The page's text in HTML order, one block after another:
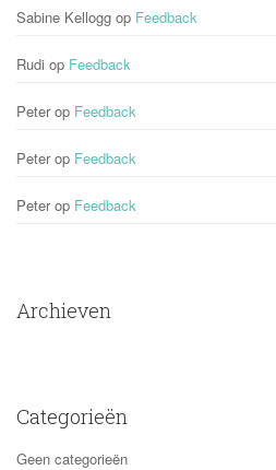
Sabine Kellogg op Feedback
Rudi op Feedback
Peter op Feedback
Peter op Feedback
Peter op Feedback
Archieven
Categorieën
Geen categorieën